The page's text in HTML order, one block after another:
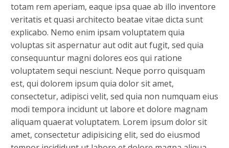
totam rem aperiam, eaque ipsa quae ab illo inventore
veritatis et quasi architecto beatae vitae dicta sunt
explicabo. Nemo enim ipsam voluptatem quia
voluptas sit aspernatur aut odit aut fugit, sed quia
consequuntur magni dolores eos qui ratione
voluptatem sequi nesciunt. Neque porro quisquam
est, qui dolorem ipsum quia dolor sit amet,
consectetur, adipisci velit, sed quia non numquam eius
modi tempora incidunt ut labore et dolore magnam
aliquam quaerat voluptatem. Lorem ipsum dolor sit
amet, consectetur adipisicing elit, sed do eiusmod